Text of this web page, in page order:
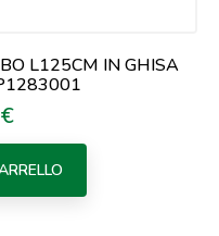
L125CM IN GHISA